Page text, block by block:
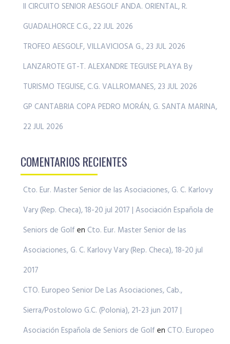
II CIRCUITO SENIOR AESGOLF ANDA. ORIENTAL, R.
GUADALHORCE C.G., 22 JUL 2026
TROFEO AESGOLF, VILLAVICIOSA G., 23 JUL 2026
LANZAROTE GT-T. ALEXANDRE TEGUISE PLAYA By
TURISMO TEGUISE, C.G. VALLROMANES, 23 JUL 2026
GP CANTABRIA COPA PEDRO MORÁN, G. SANTA MARINA,
22 JUL 2026
COMENTARIOS RECIENTES
Cto. Eur. Master Senior de las Asociaciones, G. C. Karlovy
Vary (Rep. Checa), 18-20 jul 2017 | Asociación Española de
Seniors de Golf en Cto. Eur. Master Senior de las
Asociaciones, G. C. Karlovy Vary (Rep. Checa), 18-20 jul
2017
CTO. Europeo Senior De Las Asociaciones, Cab.,
Sierra/Postolowo G.C. (Polonia), 21-23 jun 2017 |
Asociación Española de Seniors de Golf en CTO. Europeo